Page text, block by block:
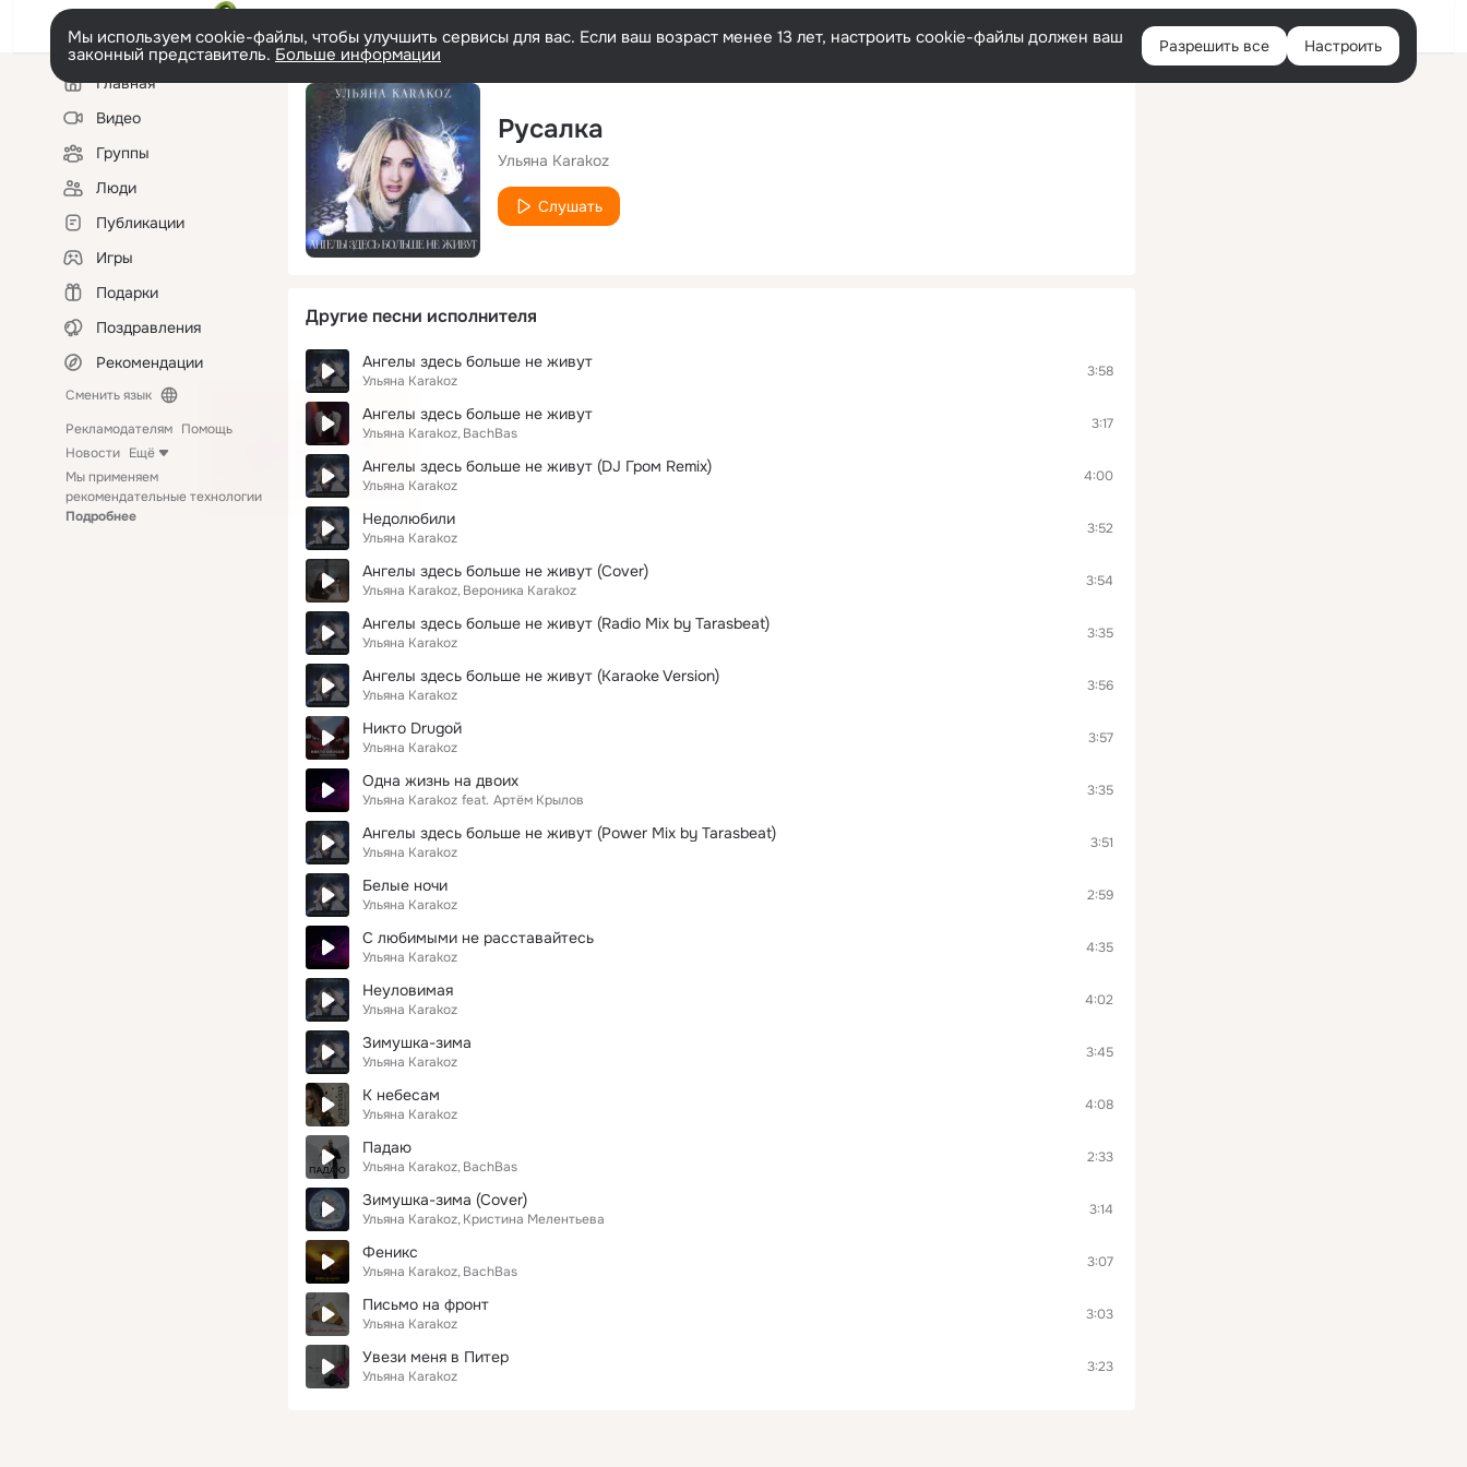
Войти
Мы используем cookie-файлы, чтобы улучшить сервисы для вас. Если ваш возраст менее 13 лет, настроить cookie-файлы должен ваш
законный представитель. Больше информации Разрешить все Настроить
Левая
колонкаГлавная
Видео
Группы
Люди
Публикации
Игры
Подарки
Поздравления
Рекомендации
Сменить язык
Рекламодателям Помощь
Новости Ещё
Мы применяем
рекомендательные технологии
Подробнее
Русалка
Ульяна Karakoz
Слушать
Другие песни исполнителя
Ангелы здесь больше не живут
Ульяна Karakoz
3:58
Ангелы здесь больше не живут
Ульяна Karakoz BachBas
3:17
Ангелы здесь больше не живут (DJ Гром Remix)
Ульяна Karakoz
4:00
Недолюбили
Ульяна Karakoz
3:52
Ангелы здесь больше не живут (Cover)
Ульяна Karakoz Вероника Karakoz
3:54
Ангелы здесь больше не живут (Radio Mix by Tarasbeat)
Ульяна Karakoz
3:35
Ангелы здесь больше не живут (Karaoke Version)
Ульяна Karakoz
3:56
Никто Drugoй
Ульяна Karakoz
3:57
Одна жизнь на двоих
Ульяна Karakoz feat. Артём Крылов
3:35
Ангелы здесь больше не живут (Power Mix by Tarasbeat)
Ульяна Karakoz
3:51
Белые ночи
Ульяна Karakoz
2:59
С любимыми не расставайтесь
Ульяна Karakoz
4:35
Неуловимая
Ульяна Karakoz
4:02
Зимушка-зима
Ульяна Karakoz
3:45
К небесам
Ульяна Karakoz
4:08
Падаю
Ульяна Karakoz BachBas
2:33
Зимушка-зима (Cover)
Ульяна Karakoz Кристина Мелентьева
3:14
Феникс
Ульяна Karakoz BachBas
3:07
Письмо на фронт
Ульяна Karakoz
3:03
Увези меня в Питер
Ульяна Karakoz
3:23